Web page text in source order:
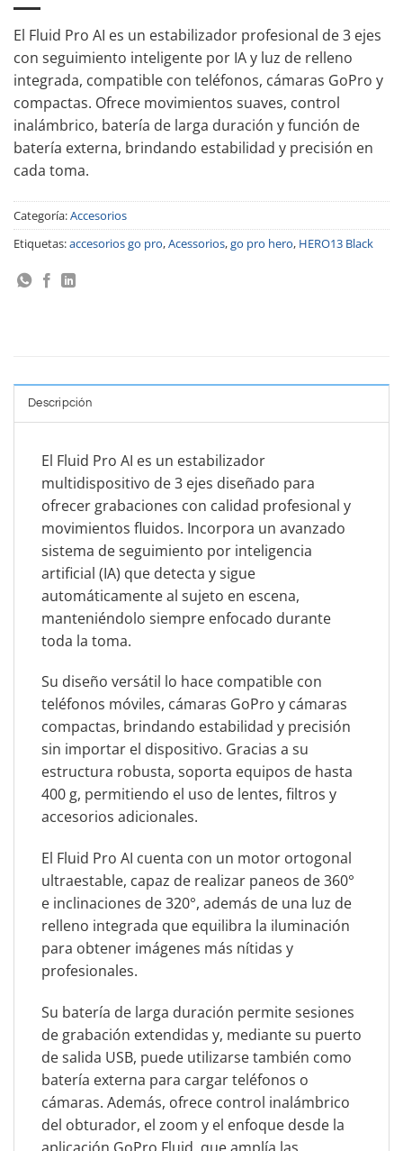
El Fluid Pro AI es un estabilizador profesional de 3 ejes
con seguimiento inteligente por IA y luz de relleno
integrada, compatible con teléfonos, cámaras GoPro y
compactas. Ofrece movimientos suaves, control
inalámbrico, batería de larga duración y función de
batería externa, brindando estabilidad y precisión en
cada toma.
Categoría:Accesorios
Etiquetas:accesorios go pro,Acessorios,go pro hero, HERO13 Black
Descripción
El Fluid Pro AI es un estabilizador
multidispositivo de 3 ejes diseñado para
ofrecer grabaciones con calidad profesional y
movimientos fluidos. Incorpora un avanzado
sistema de seguimiento por inteligencia
artificial (IA) que detecta y sigue
automáticamente al sujeto en escena,
manteniéndolo siempre enfocado durante
toda la toma.
Su diseño versátil lo hace compatible con
teléfonos móviles, cámaras GoPro y cámaras
compactas, brindando estabilidad y precisión
sin importar el dispositivo. Gracias a su
estructura robusta, soporta equipos de hasta
400 g, permitiendo el uso de lentes, filtros y
accesorios adicionales.
El Fluid Pro AI cuenta con un motor ortogonal
ultraestable, capaz de realizar paneos de 360°
e inclinaciones de 320°, además de una luz de
relleno integrada que equilibra la iluminación
para obtener imágenes más nítidas y
profesionales.
Su batería de larga duración permite sesiones
de grabación extendidas y, mediante su puerto
de salida USB, puede utilizarse también como
batería externa para cargar teléfonos o
cámaras. Además, ofrece control inalámbrico
del obturador, el zoom y el enfoque desde la